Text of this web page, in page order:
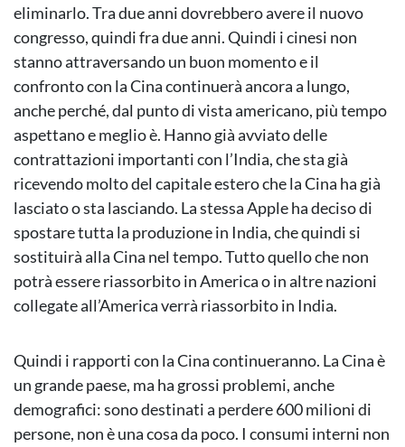
eliminarlo. Tra due anni dovrebbero avere il nuovo
congresso, quindi fra due anni. Quindi i cinesi non
stanno attraversando un buon momento e il
confronto con la Cina continuerà ancora a lungo,
anche perché, dal punto di vista americano, più tempo
aspettano e meglio è. Hanno già avviato delle
contrattazioni importanti con l’India, che sta già
ricevendo molto del capitale estero che la Cina ha già
lasciato o sta lasciando. La stessa Apple ha deciso di
spostare tutta la produzione in India, che quindi si
sostituirà alla Cina nel tempo. Tutto quello che non
potrà essere riassorbito in America o in altre nazioni
collegate all’America verrà riassorbito in India.
Quindi i rapporti con la Cina continueranno. La Cina è
un grande paese, ma ha grossi problemi, anche
demografici: sono destinati a perdere 600 milioni di
persone, non è una cosa da poco. I consumi interni non